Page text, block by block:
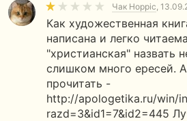
Чак Норріс,
Как художественная
написана и легко
"христианская" назвать
слишком много ересей.
прочитать -
http://apologetika.ru/win/
razd=3&id1=7&id2=445